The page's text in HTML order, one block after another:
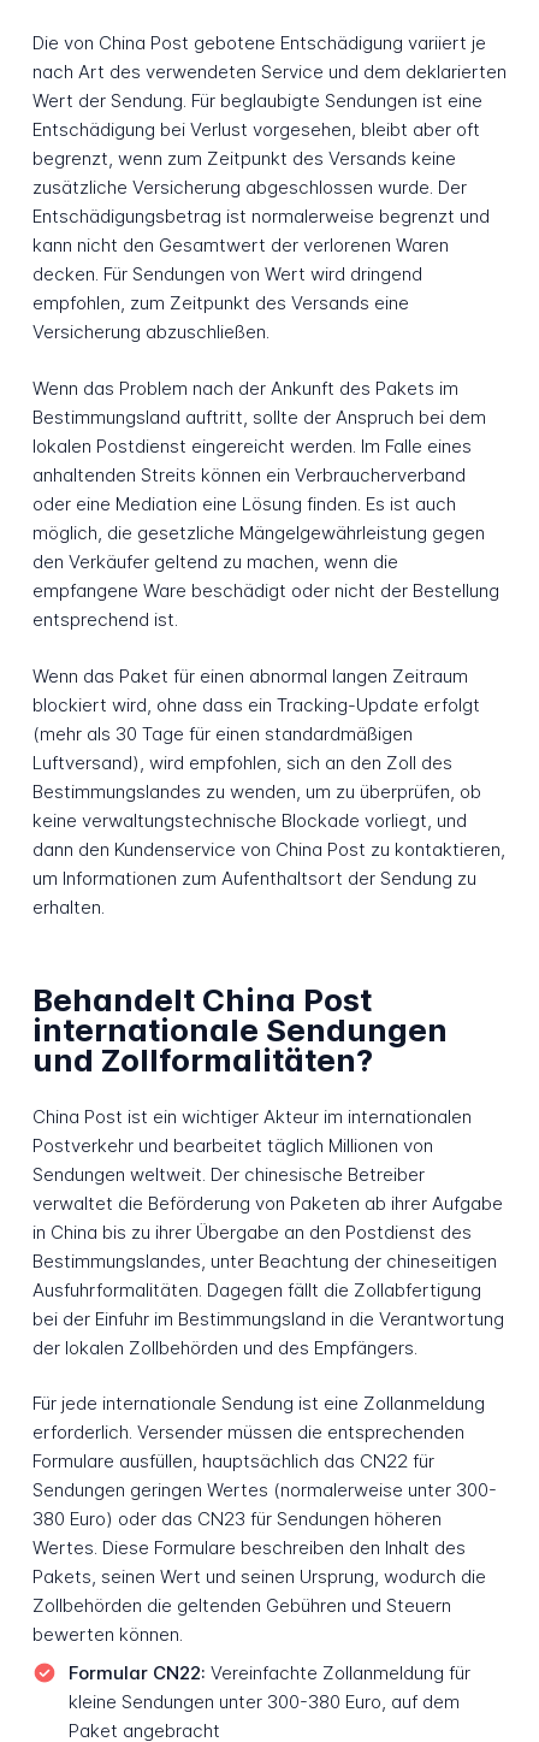
Die von China Post gebotene Entschädigung variiert je
nach Art des verwendeten Service und dem deklarierten
Wert der Sendung. Für beglaubigte Sendungen ist eine
Entschädigung bei Verlust vorgesehen, bleibt aber oft
begrenzt, wenn zum Zeitpunkt des Versands keine
zusätzliche Versicherung abgeschlossen wurde. Der
Entschädigungsbetrag ist normalerweise begrenzt und
kann nicht den Gesamtwert der verlorenen Waren
decken. Für Sendungen von Wert wird dringend
empfohlen, zum Zeitpunkt des Versands eine
Versicherung abzuschließen.
Wenn das Problem nach der Ankunft des Pakets im
Bestimmungsland auftritt, sollte der Anspruch bei dem
lokalen Postdienst eingereicht werden. Im Falle eines
anhaltenden Streits können ein Verbraucherverband
oder eine Mediation eine Lösung finden. Es ist auch
möglich, die gesetzliche Mängelgewährleistung gegen
den Verkäufer geltend zu machen, wenn die
empfangene Ware beschädigt oder nicht der Bestellung
entsprechend ist.
Wenn das Paket für einen abnormal langen Zeitraum
blockiert wird, ohne dass ein Tracking-Update erfolgt
(mehr als 30 Tage für einen standardmäßigen
Luftversand), wird empfohlen, sich an den Zoll des
Bestimmungslandes zu wenden, um zu überprüfen, ob
keine verwaltungstechnische Blockade vorliegt, und
dann den Kundenservice von China Post zu kontaktieren,
um Informationen zum Aufenthaltsort der Sendung zu
erhalten.
Behandelt China Post
internationale Sendungen
und Zollformalitäten?
China Post ist ein wichtiger Akteur im internationalen
Postverkehr und bearbeitet täglich Millionen von
Sendungen weltweit. Der chinesische Betreiber
verwaltet die Beförderung von Paketen ab ihrer Aufgabe
in China bis zu ihrer Übergabe an den Postdienst des
Bestimmungslandes, unter Beachtung der chineseitigen
Ausfuhrformalitäten. Dagegen fällt die Zollabfertigung
bei der Einfuhr im Bestimmungsland in die Verantwortung
der lokalen Zollbehörden und des Empfängers.
Für jede internationale Sendung ist eine Zollanmeldung
erforderlich. Versender müssen die entsprechenden
Formulare ausfüllen, hauptsächlich das CN22 für
Sendungen geringen Wertes (normalerweise unter 300-
380 Euro) oder das CN23 für Sendungen höheren
Wertes. Diese Formulare beschreiben den Inhalt des
Pakets, seinen Wert und seinen Ursprung, wodurch die
Zollbehörden die geltenden Gebühren und Steuern
bewerten können.
Formular CN22: Vereinfachte Zollanmeldung für
kleine Sendungen unter 300-380 Euro, auf dem
Paket angebracht